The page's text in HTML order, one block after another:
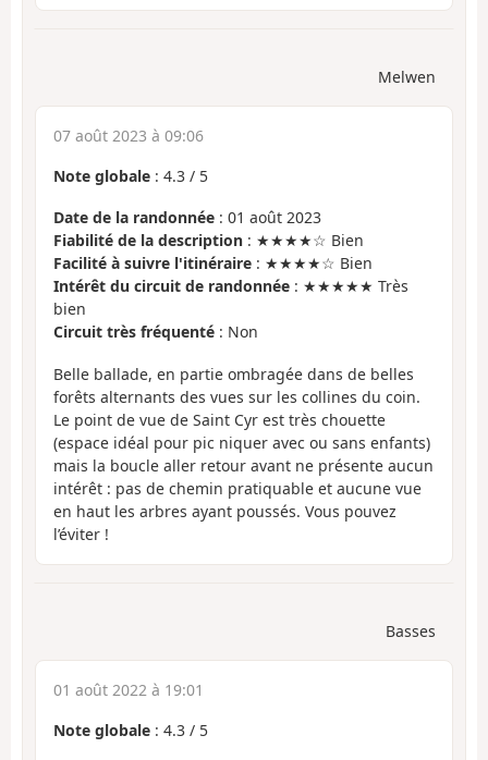
Melwen
07 août 2023 à 09:06
Note globale : 4.3 / 5
Date de la randonnée : 01 août 2023
Fiabilité de la description : ★★★★☆ Bien
Facilité à suivre l'itinéraire : ★★★★☆ Bien
Intérêt du circuit de randonnée : ★★★★★ Très
bien
Circuit très fréquenté : Non
Belle ballade, en partie ombragée dans de belles
forêts alternants des vues sur les collines du coin.
Le point de vue de Saint Cyr est très chouette
(espace idéal pour pic niquer avec ou sans enfants)
mais la boucle aller retour avant ne présente aucun
intérêt : pas de chemin pratiquable et aucune vue
en haut les arbres ayant poussés. Vous pouvez
l’éviter !
Basses
01 août 2022 à 19:01
Note globale : 4.3 / 5